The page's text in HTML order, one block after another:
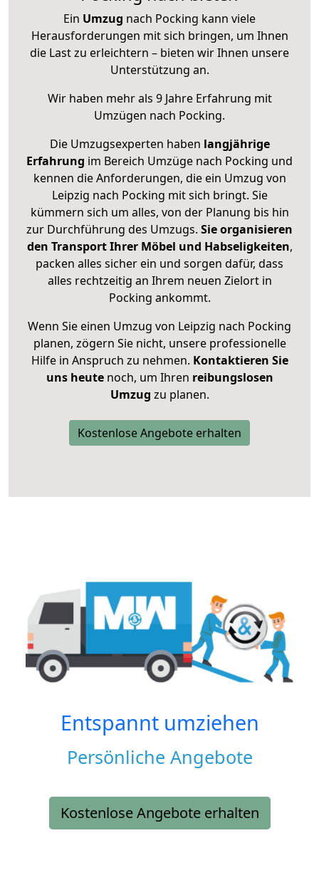
Ein Umzug nach Pocking kann viele
Herausforderungen mit sich bringen, um Ihnen
die Last zu erleichtern – bieten wir Ihnen unsere
Unterstützung an.
Wir haben mehr als 9 Jahre Erfahrung mit
Umzügen nach Pocking.
Die Umzugsexperten haben langjährige
Erfahrung im Bereich Umzüge nach Pocking und
kennen die Anforderungen, die ein Umzug von
Leipzig nach Pocking mit sich bringt. Sie
kümmern sich um alles, von der Planung bis hin
zur Durchführung des Umzugs. Sie organisieren
den Transport Ihrer Möbel und Habseligkeiten,
packen alles sicher ein und sorgen dafür, dass
alles rechtzeitig an Ihrem neuen Zielort in
Pocking ankommt.
Wenn Sie einen Umzug von Leipzig nach Pocking
planen, zögern Sie nicht, unsere professionelle
Hilfe in Anspruch zu nehmen. Kontaktieren Sie
uns heutenoch, um Ihren reibungslosen
Umzug zu planen.
Kostenlose Angebote erhalten
Entspannt umziehen
Persönliche Angebote
Kostenlose Angebote erhalten